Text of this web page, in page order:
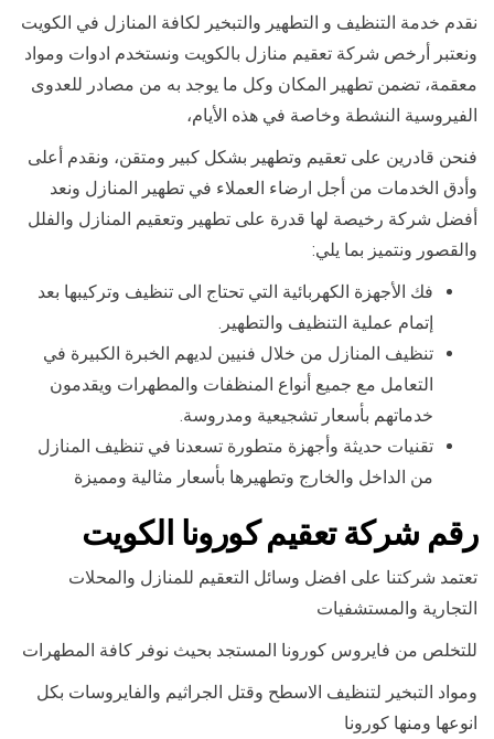
نقدم خدمة التنظيف و التطهير والتبخير لكافة المنازل في الكويت
ونعتبر أرخص شركة تعقيم منازل بالكويت ونستخدم ادوات ومواد
معقمة، تضمن تطهير المكان وكل ما يوجد به من مصادر للعدوى
الفيروسية النشطة وخاصة في هذه الأيام،
فنحن قادرين على تعقيم وتطهير بشكل كبير ومتقن، ونقدم أعلى
وأدق الخدمات من أجل ارضاء العملاء في تطهير المنازل ونعد
أفضل شركة رخيصة لها قدرة على تطهير وتعقيم المنازل والفلل
والقصور ونتميز بما يلي:
فك الأجهزة الكهربائية التي تحتاج الى تنظيف وتركيبها بعد
إتمام عملية التنظيف والتطهير.
تنظيف المنازل من خلال فنيين لديهم الخبرة الكبيرة في
التعامل مع جميع أنواع المنظفات والمطهرات ويقدمون
خدماتهم بأسعار تشجيعية ومدروسة.
تقنيات حديثة وأجهزة متطورة تسعدنا في تنظيف المنازل
من الداخل والخارج وتطهيرها بأسعار مثالية ومميزة
رقم شركة تعقيم كورونا الكويت
تعتمد شركتنا على افضل وسائل التعقيم للمنازل والمحلات
التجارية والمستشفيات
للتخلص من فايروس كورونا المستجد بحيث نوفر كافة المطهرات
ومواد التبخير لتنظيف الاسطح وقتل الجراثيم والفايروسات بكل
انوعها ومنها كورونا